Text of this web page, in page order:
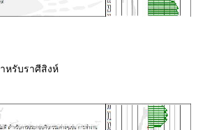
รับราศีสิงห์